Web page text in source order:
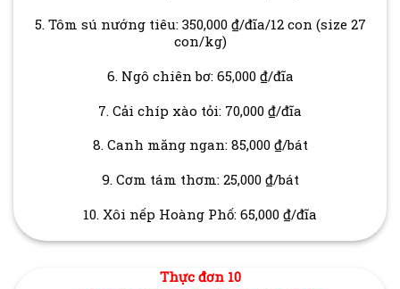
5. Tôm sú nướng tiêu: 350,000 ₫/đĩa/12 con (size 27
con/kg)
6. Ngô chiên bơ: 65,000 ₫/đĩa
7. Cải chíp xào tỏi: 70,000 ₫/đĩa
8. Canh măng ngan: 85,000 ₫/bát
9. Cơm tám thơm: 25,000 ₫/bát
10. Xôi nếp Hoàng Phố: 65,000 ₫/đĩa
Thực đơn 10